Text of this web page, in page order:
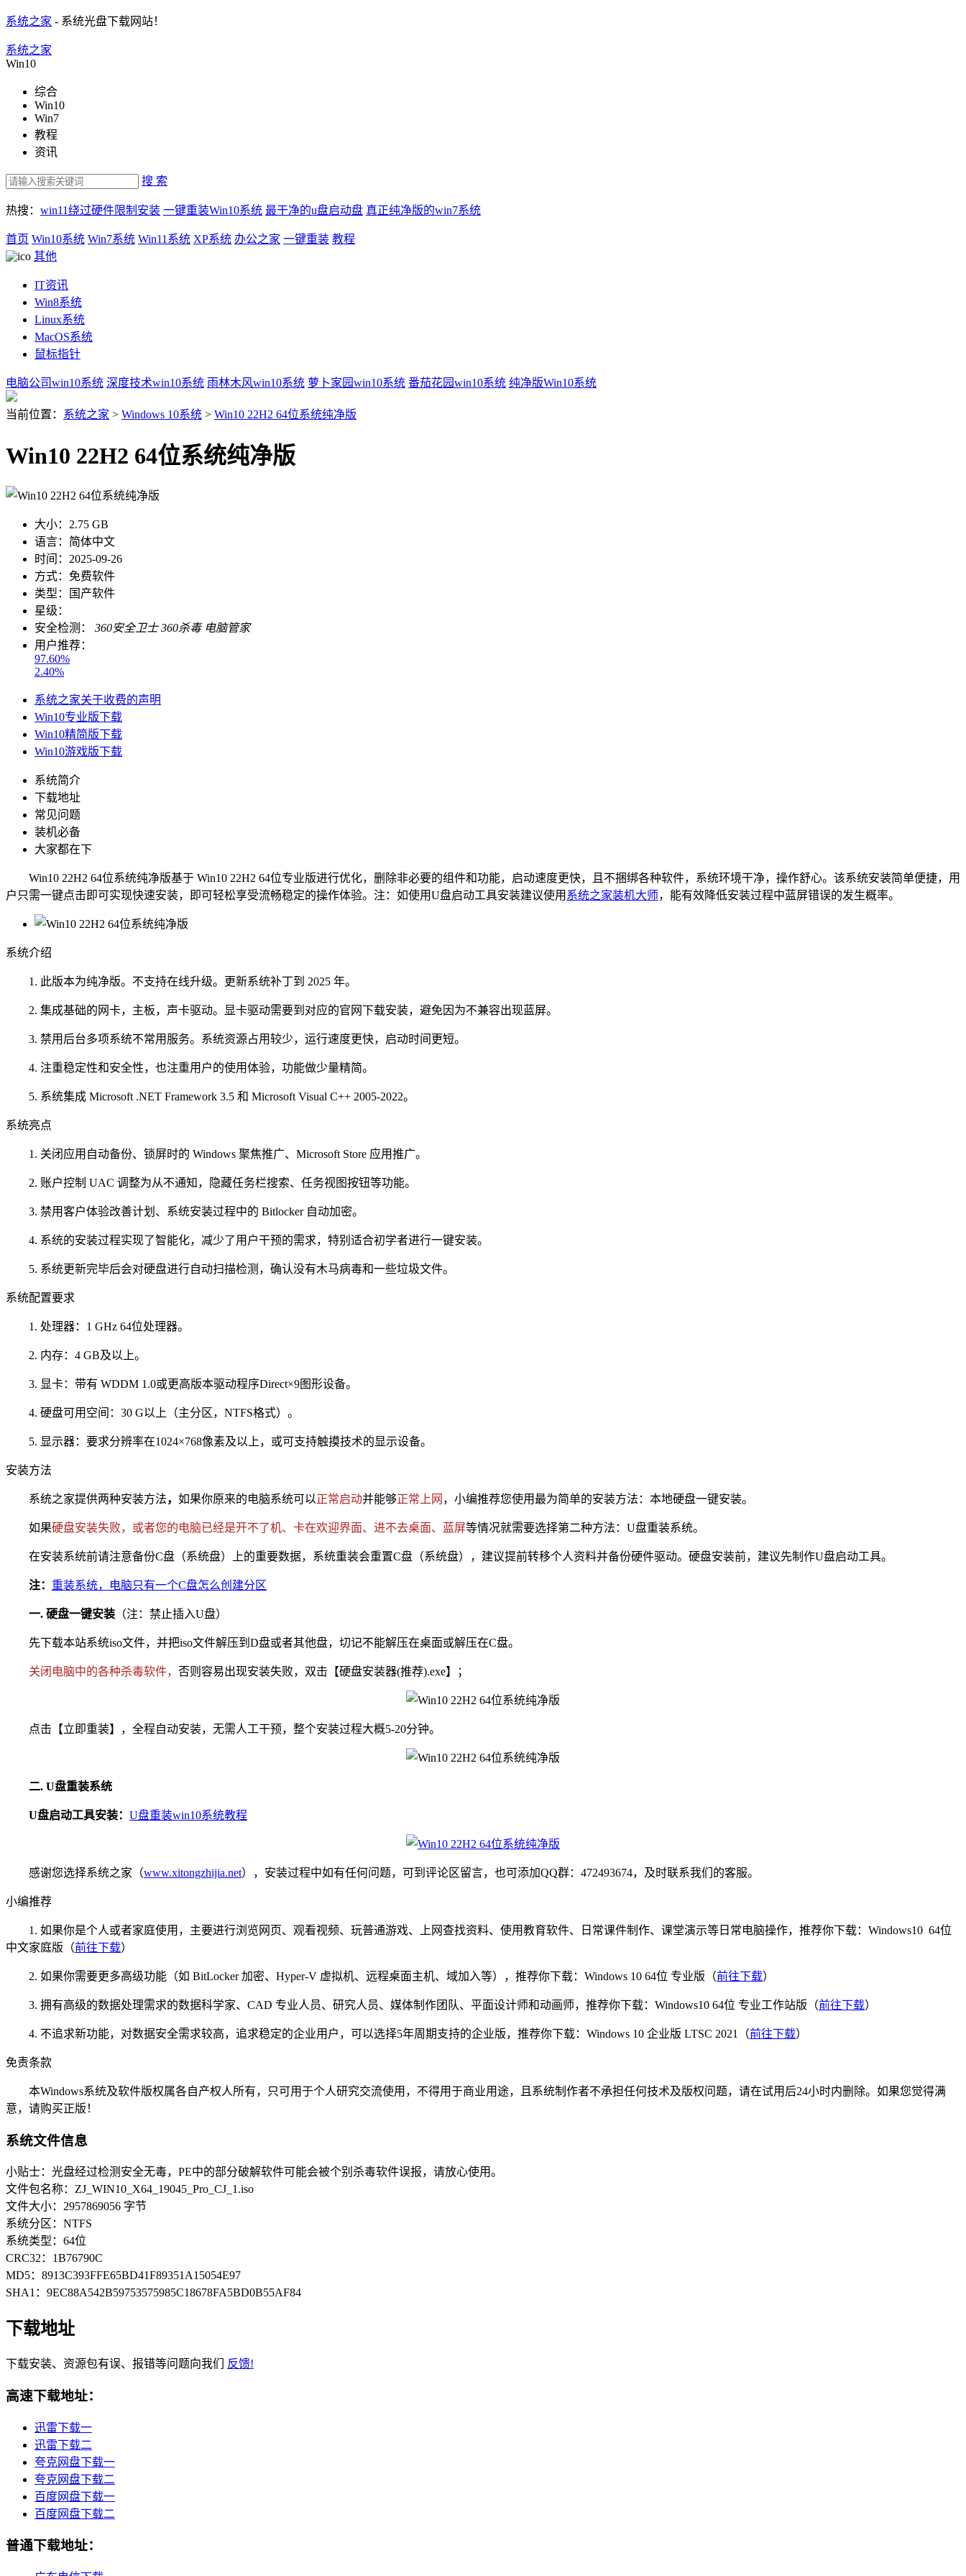
系统之家 - 系统光盘下载网站！
系统之家
Win10
综合
Win10
Win7
教程
资讯
搜 索
热搜： win11绕过硬件限制安装 一键重装Win10系统 最干净的u盘启动盘 真正纯净版的win7系统
首页 Win10系统 Win7系统 Win11系统 XP系统 办公之家 一键重装 教程
其他
IT资讯
Win8系统
Linux系统
MacOS系统
鼠标指针
电脑公司win10系统 深度技术win10系统 雨林木风win10系统 萝卜家园win10系统 番茄花园win10系统 纯净版Win10系统
当前位置： 系统之家 > Windows 10系统 > Win10 22H2 64位系统纯净版
Win10 22H2 64位系统纯净版
大小： 2.75 GB
语言： 简体中文
时间： 2025-09-26
方式： 免费软件
类型：
国产软件
星级：
安全检测：
360安全卫士 360杀毒 电脑管家
用户推荐：
97.60%
2.40%
系统之家关于收费的声明
Win10专业版下载
Win10精简版下载
Win10游戏版下载
系统简介
下载地址
常见问题
装机必备
大家都在下
Win10 22H2 64位系统纯净版基于 Win10 22H2 64位专业版进行优化，删除非必要的组件和功能，启动速度更快，且不捆绑各种软件，系统环境干净，操作舒心。该系统安装简单便捷，用
户只需一键点击即可实现快速安装，即可轻松享受流畅稳定的操作体验。注：如使用U盘启动工具安装建议使用 系统之家装机大师，能有效降低安装过程中蓝屏错误的发生概率。
系统介绍
1. 此版本为纯净版。不支持在线升级。更新系统补丁到 2025 年。
2. 集成基础的网卡，主板，声卡驱动。显卡驱动需要到对应的官网下载安装，避免因为不兼容出现蓝屏。
3. 禁用后台多项系统不常用服务。系统资源占用较少，运行速度更快，启动时间更短。
4. 注重稳定性和安全性，也注重用户的使用体验，功能做少量精简。
5. 系统集成 Microsoft .NET Framework 3.5 和 Microsoft Visual C++ 2005-2022。
系统亮点
1. 关闭应用自动备份、锁屏时的 Windows 聚焦推广、Microsoft Store 应用推广。
2. 账户控制 UAC 调整为从不通知，隐藏任务栏搜索、任务视图按钮等功能。
3. 禁用客户体验改善计划、系统安装过程中的 Bitlocker 自动加密。
4. 系统的安装过程实现了智能化，减少了用户干预的需求，特别适合初学者进行一键安装。
5. 系统更新完毕后会对硬盘进行自动扫描检测，确认没有木马病毒和一些垃圾文件。
系统配置要求
1. 处理器：1 GHz 64位处理器。
2. 内存：4 GB及以上。
3. 显卡：带有 WDDM 1.0或更高版本驱动程序Direct×9图形设备。
4. 硬盘可用空间：30 G以上（主分区，NTFS格式）。
5. 显示器：要求分辨率在1024×768像素及以上，或可支持触摸技术的显示设备。
安装方法
系统之家提供两种安装方法， 如果你原来的电脑系统可以正常启动并能够正常上网 ，小编推荐您使用最为简单的安装方法：本地硬盘一键安装。
如果硬盘安装失败，或者您的电脑已经是开不了机、卡在欢迎界面、进不去桌面、蓝屏等情况就需要选择第二种方法：U盘重装系统。
在安装系统前请注意备份C盘（系统盘）上的重要数据，系统重装会重置C盘（系统盘），建议提前转移个人资料并备份硬件驱动。硬盘安装前，建议先制作U盘启动工具。
注： 重装系统，电脑只有一个C盘怎么创建分区
一. 硬盘一键安装 （注：禁止插入U盘）
先下载本站系统iso文件，并把iso文件解压到D盘或者其他盘，切记不能解压在桌面或解压在C盘。
关闭电脑中的各种杀毒软件， 否则容易出现安装失败，双击【硬盘安装器(推荐).exe】；
点击【立即重装】，全程自动安装，无需人工干预，整个安装过程大概5-20分钟。
二. U盘重装系统
U盘启动工具安装： U盘重装win10系统教程
感谢您选择系统之家（www.xitongzhijia.net），安装过程中如有任何问题，可到评论区留言，也可添加QQ群：472493674，及时联系我们的客服。
小编推荐
1. 如果你是个人或者家庭使用，主要进行浏览网页、观看视频、玩普通游戏、上网查找资料、使用教育软件、日常课件制作、课堂演示等日常电脑操作，推荐你下载：Windows10 64位
中文家庭版（前往下载）
2. 如果你需要更多高级功能（如 BitLocker 加密、Hyper-V 虚拟机、远程桌面主机、域加入等），推荐你下载：Windows 10 64位 专业版（前往下载）
3. 拥有高级的数据处理需求的数据科学家、CAD 专业人员、研究人员、媒体制作团队、平面设计师和动画师，推荐你下载：Windows10 64位 专业工作站版（前往下载）
4. 不追求新功能，对数据安全需求较高，追求稳定的企业用户，可以选择5年周期支持的企业版，推荐你下载：Windows 10 企业版 LTSC 2021（前往下载）
免责条款
本Windows系统及软件版权属各自产权人所有，只可用于个人研究交流使用，不得用于商业用途，且系统制作者不承担任何技术及版权问题，请在试用后24小时内删除。如果您觉得满
意，请购买正版！
系统文件信息
小贴士：光盘经过检测安全无毒，PE中的部分破解软件可能会被个别杀毒软件误报，请放心使用。
文件包名称：ZJ_WIN10_X64_19045_Pro_CJ_1.iso
文件大小：2957869056 字节
系统分区：NTFS
系统类型：64位
CRC32：1B76790C
MD5：8913C393FFE65BD41F89351A15054E97
SHA1：9EC88A542B59753575985C18678FA5BD0B55AF84
下载地址
下载安装、资源包有误、报错等问题向我们 反馈!
高速下载地址：
迅雷下载一
迅雷下载二
夸克网盘下载一
夸克网盘下载二
百度网盘下载一
百度网盘下载二
普通下载地址：